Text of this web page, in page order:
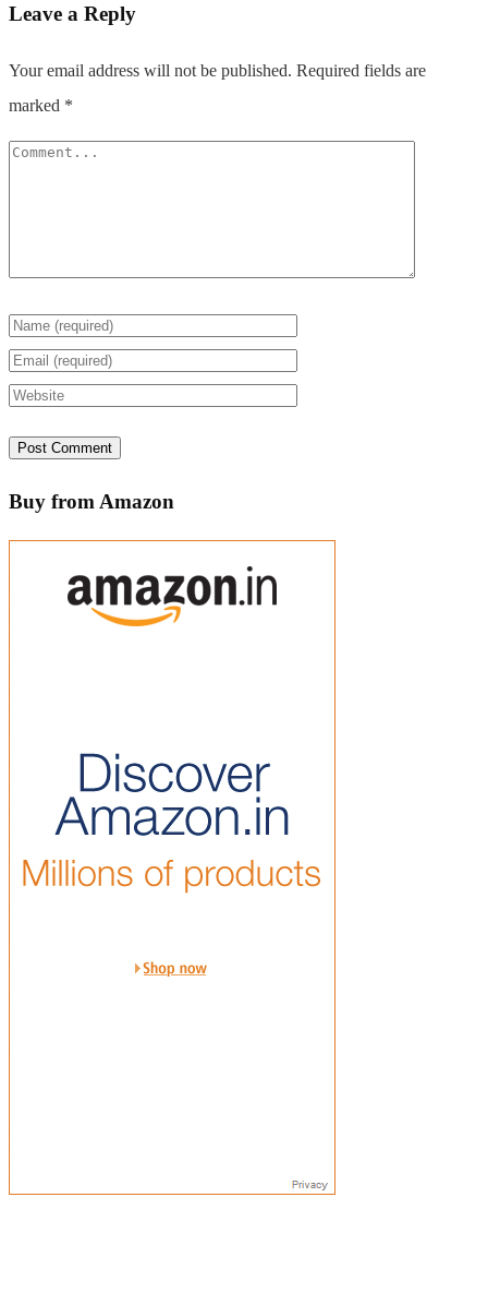
Leave a Reply
Your email address will not be published. Required fields are
marked *
Buy from Amazon